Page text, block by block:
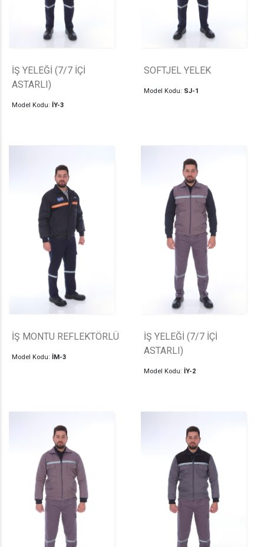
İŞ YELEĞİ (7/7 İÇİ
ASTARLI)
Model Kodu: İY-3
SOFTJEL YELEK
Model Kodu: SJ-1
İŞ MONTU REFLEKTÖRLÜ
Model Kodu: İM-3
İŞ YELEĞİ (7/7 İÇİ
ASTARLI)
Model Kodu: İY-2